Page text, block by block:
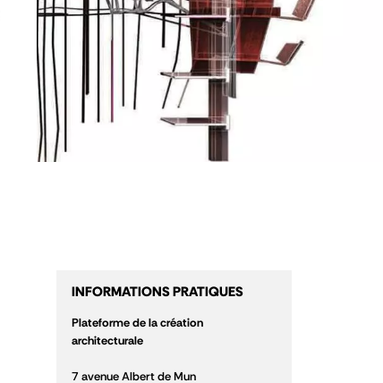
INFORMATIONS PRATIQUES
Plateforme de la création
architecturale
7 avenue Albert de Mun